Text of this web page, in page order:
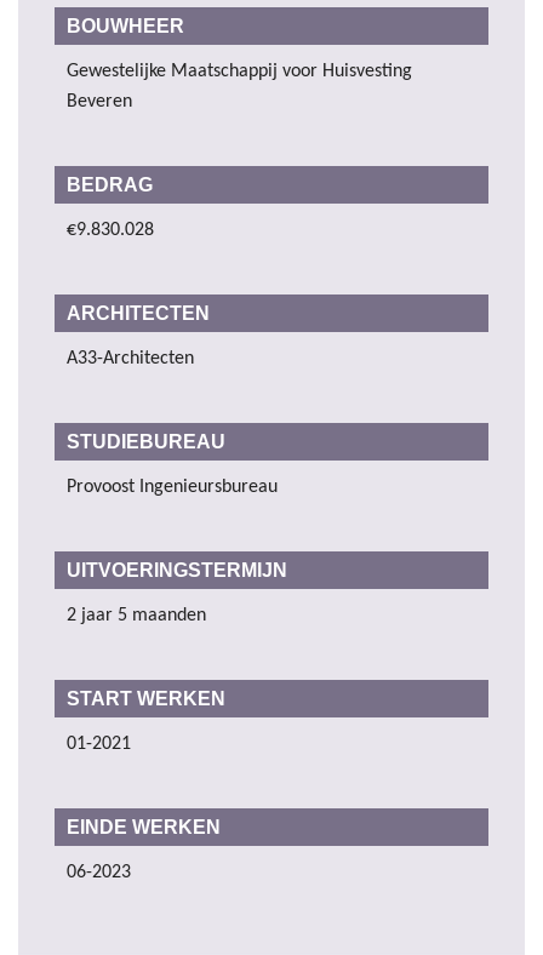
BOUWHEER
Gewestelijke Maatschappij voor Huisvesting
Beveren
BEDRAG
€9.830.028
ARCHITECTEN
A33-Architecten
STUDIEBUREAU
Provoost Ingenieursbureau
UITVOERINGSTERMIJN
2 jaar 5 maanden
START WERKEN
01-2021
EINDE WERKEN
06-2023